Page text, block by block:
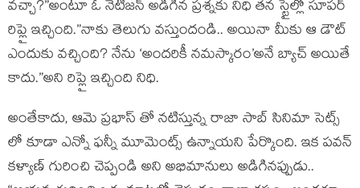
వచ్చా?”అంటూ ఓ నెటిజన్ అడిగిన ప్రశ్నకు నిధి తన స్టైల్లో సూపర్
రిప్లై ఇచ్చింది.”నాకు తెలుగు వస్తుందండి.. అయినా మీకు ఆ డౌట్
ఎందుకు వచ్చింది? నేను ‘అందరికీ నమస్కారం’అనే బ్యాచ్ అయితే
కాదు.”అని రిప్లై ఇచ్చింది నిధి.
అంతేకాదు, ఆమె ప్రభాస్ తో నటిస్తున్న రాజా సాబ్ సినిమా సెట్స్
లో కూడా ఎన్నో ఫన్నీ మూమెంట్స్ ఉన్నాయని పేర్కొంది. ఇక పవన్
కళ్యాణ్ గురించి చెప్పండి అని అభిమానులు అడిగినప్పుడు..